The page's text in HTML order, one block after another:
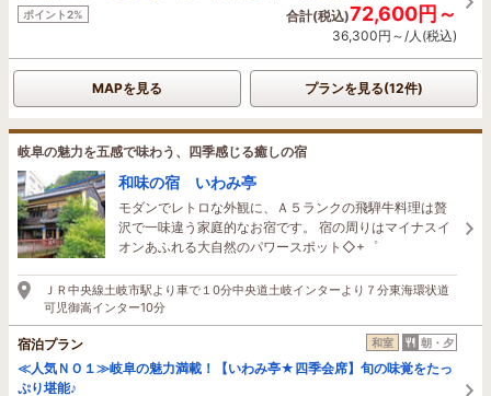
ポイント2% 合計(税込)72,600円～
36,300円～/人(税込)
MAPを見る プランを見る(12件)
岐阜の魅力を五感で味わう、四季感じる癒しの宿
和味の宿 いわみ亭
モダンでレトロな外観に、Ａ５ランクの飛騨牛料理は贅
沢で一味違う家庭的なお宿です。 宿の周りはマイナスイ
オンあふれる大自然のパワースポット◇+゜
ＪＲ中央線土岐市駅より車で１0分中央道土岐インターより７分東海環状道
可児御嵩インター10分
宿泊プラン 和室 朝・夕
≪人気ＮＯ１≫岐阜の魅力満載！【いわみ亭★四季会席】旬の味覚をたっ
ぷり堪能♪